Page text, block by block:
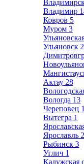
Владимир
Ковров 5
Муром 3
Ульяновск
Актау 28
Вологда 13
Череповец
Вытегра 1
Ярославль
Рыбинск 3
Углич 1
Калужская